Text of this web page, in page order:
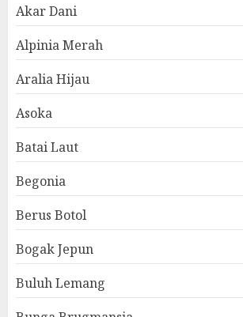
Akar Dani
Alpinia Merah
Aralia Hijau
Asoka
Batai Laut
Begonia
Berus Botol
Bogak Jepun
Buluh Lemang